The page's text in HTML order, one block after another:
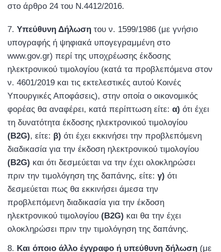
στο άρθρο 24 του Ν.4412/2016.
Υπεύθυνη Δήλωση του ν. 1599/1986 (με γνήσιο
υπογραφής ή ψηφιακά υπογεγραμμένη στο
www.gov.gr) περί της υποχρέωσης έκδοσης
ηλεκτρονικού τιμολογίου (κατά τα προβλεπόμενα στον
ν. 4601/2019 και τις εκτελεστικές αυτού Κοινές
Υπουργικές Αποφάσεις), στην οποία ο οικονομικός
φορέας θα αναφέρει, κατά περίπτωση είτε: α) ότι έχει
τη δυνατότητα έκδοσης ηλεκτρονικού τιμολογίου
(Β2G), είτε: β) ότι έχει εκκινήσει την προβλεπόμενη
διαδικασία για την έκδοση ηλεκτρονικού τιμολογίου
(Β2G) και ότι δεσμεύεται να την έχει ολοκληρώσει
πριν την τιμολόγηση της δαπάνης, είτε: γ) ότι
δεσμεύεται πως θα εκκινήσει άμεσα την
προβλεπόμενη διαδικασία για την έκδοση
ηλεκτρονικού τιμολογίου (Β2G) και θα την έχει
ολοκληρώσει πριν την τιμολόγηση της δαπάνης.
Και όποιο άλλο έγγραφο ή υπεύθυνη δήλωση (με